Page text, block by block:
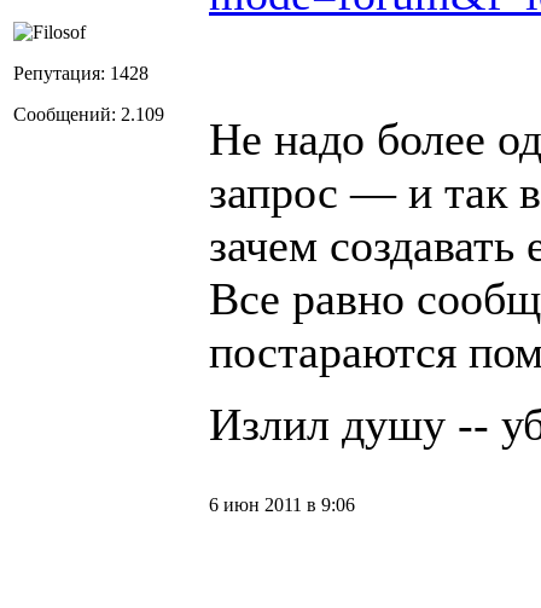
Репутация: 1428
Сообщений: 2.109
Не надо более
запрос — и так
зачем
Все равно
постараются
Излил душу --
6 июн 2011 в 9:06